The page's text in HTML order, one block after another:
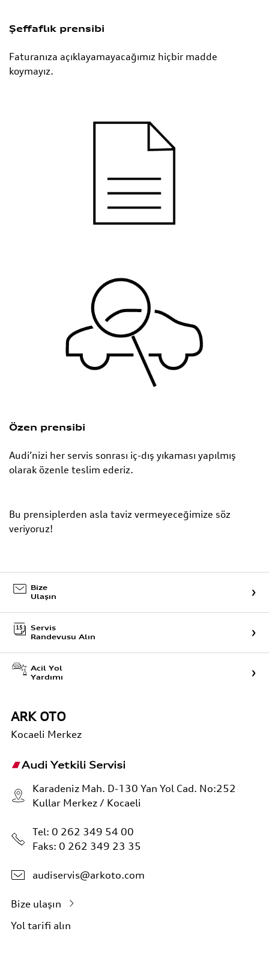
Şeffaflık prensibi
Faturanıza açıklayamayacağımız hiçbir madde
koymayız.
Özen prensibi
Audi’nizi her servis sonrası iç-dış yıkaması yapılmış
olarak özenle teslim ederiz.
Bu prensiplerden asla taviz vermeyeceğimize söz
veriyoruz!
Bize
Ulaşın
Servis
Randevusu Alın
Acil Yol
Yardımı
ARK OTO
Kocaeli Merkez
Audi Yetkili Servisi
Karadeniz Mah. D-130 Yan Yol Cad. No:252
Kullar Merkez / Kocaeli
Tel: 0 262 349 54 00
Faks: 0 262 349 23 35
audiservis@arkoto.com
Bize ulaşın
Yol tarifi alın